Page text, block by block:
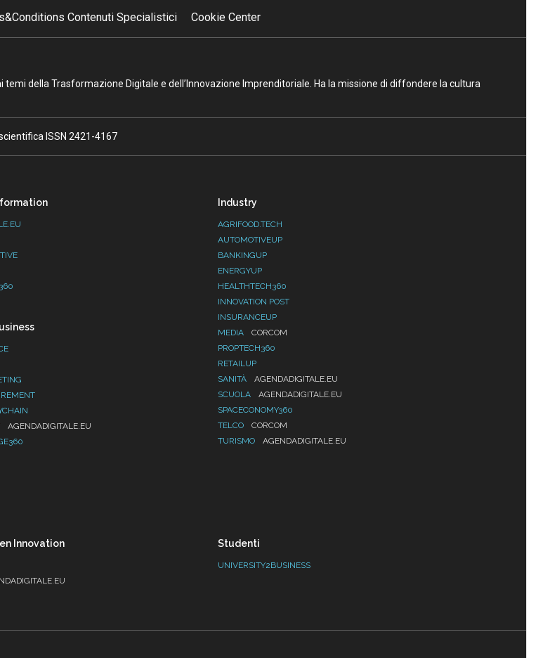
Contenuti Specialistici Cookie Center
della Trasformazione Digitale e dell’Innovazione Imprenditoriale. Ha la missione di diffondere la cultura
ISSN 2421-4167
AGENDADIGITALE.EU
Industry
AGRIFOOD.TECH
AUTOMOTIVEUP
BANKINGUP
ENERGYUP
HEALTHTECH360
INNOVATION POST
INSURANCEUP
MEDIA
CORCOM
PROPTECH360
RETAILUP
SANITÀ
AGENDADIGITALE.EU
SCUOLA
AGENDADIGITALE.EU
SPACECONOMY360
TELCO
CORCOM
TURISMO
AGENDADIGITALE.EU
Innovation Studenti
UNIVERSITY2BUSINESS